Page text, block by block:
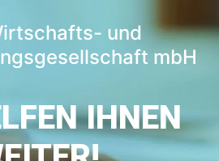
und
mbH
IHNEN